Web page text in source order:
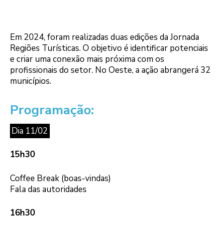
Em 2024, foram realizadas duas edições da Jornada
Regiões Turísticas. O objetivo é identificar potenciais
e criar uma conexão mais próxima com os
profissionais do setor. No Oeste, a ação abrangerá 32
municípios.
Programação:
Dia 11/02
15h30
Coffee Break (boas-vindas)
Fala das autoridades
16h30